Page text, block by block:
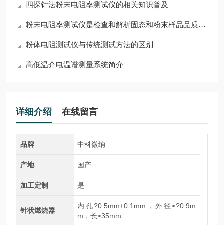
四探针法粉末电阻率测试仪的相关知识普及
粉末电阻率测试仪是检查和解析固态和粉末样品品质的重要工具
粉体电阻测试仪与传统测试方法的区别
高低温介电温谱测量系统简介
详细介绍 在线留言
品牌 中科微纳
产地 国产
加工定制 是
针状燃烧器
内孔?0.5mm±0.1mm，外径≤?0.9m
m，长≥35mm